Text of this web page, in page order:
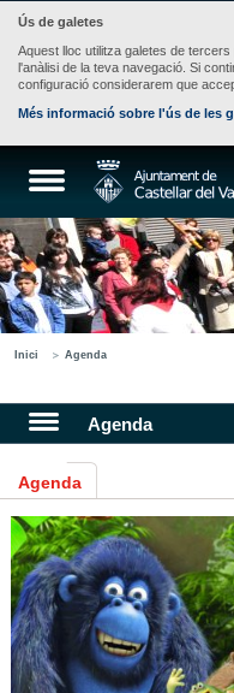
Ús de galetes
Aquest lloc utilitza galetes de
l'anàlisi de la teva navegació. Si
configuració considerarem que
Més informació sobre l'ús de les
Inici Agenda
Agenda
Agenda